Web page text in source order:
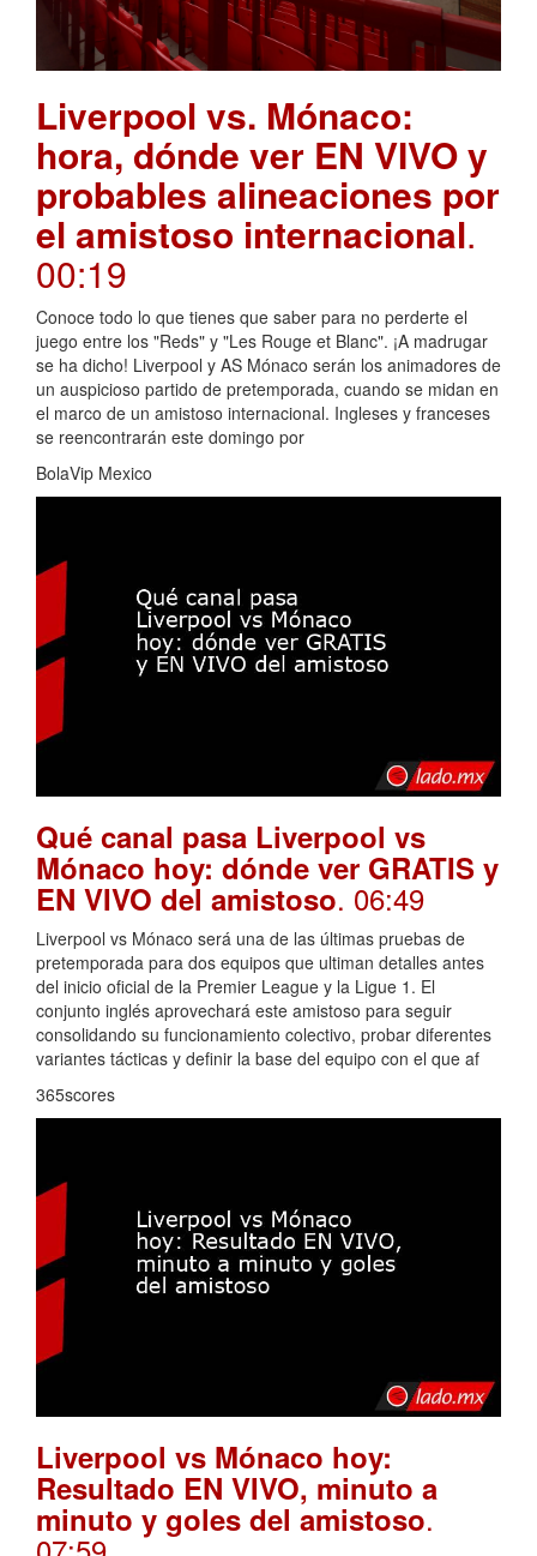
Liverpool vs. Mónaco:
hora, dónde ver EN VIVO y
probables alineaciones por
el amistoso internacional.
00:19
Conoce todo lo que tienes que saber para no perderte el
juego entre los "Reds" y "Les Rouge et Blanc". ¡A madrugar
se ha dicho! Liverpool y AS Mónaco serán los animadores de
un auspicioso partido de pretemporada, cuando se midan en
el marco de un amistoso internacional. Ingleses y franceses
se reencontrarán este domingo por
BolaVip Mexico
Qué canal pasa Liverpool vs
Mónaco hoy: dónde ver GRATIS y
EN VIVO del amistoso. 06:49
Liverpool vs Mónaco será una de las últimas pruebas de
pretemporada para dos equipos que ultiman detalles antes
del inicio oficial de la Premier League y la Ligue 1. El
conjunto inglés aprovechará este amistoso para seguir
consolidando su funcionamiento colectivo, probar diferentes
variantes tácticas y definir la base del equipo con el que af
365scores
Liverpool vs Mónaco hoy:
Resultado EN VIVO, minuto a
minuto y goles del amistoso.